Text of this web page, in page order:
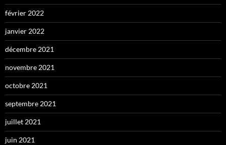
février 2022
janvier 2022
décembre 2021
novembre 2021
octobre 2021
septembre 2021
juillet 2021
juin 2021